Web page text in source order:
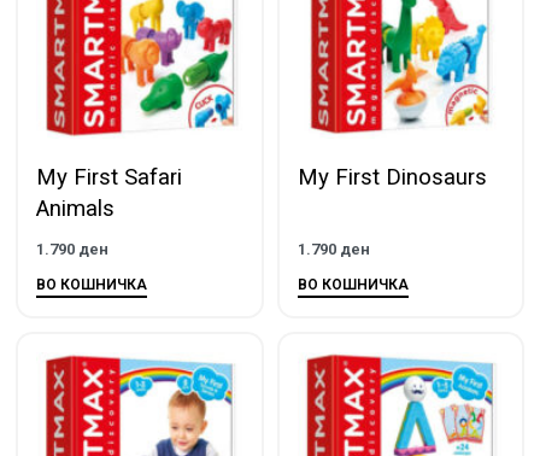
My First Safari
Animals
1.790 ден
ВО КОШНИЧКА
My First Dinosaurs
1.790 ден
ВО КОШНИЧКА